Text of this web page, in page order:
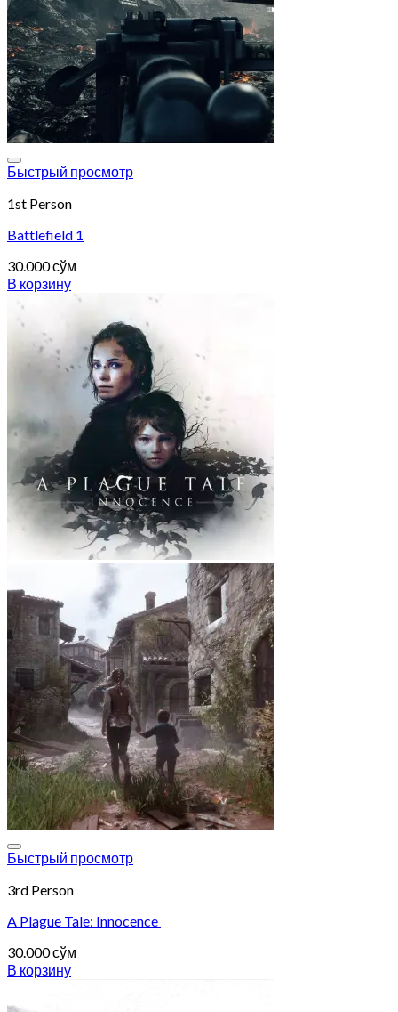
Быстрый просмотр
1st Person
Battlefield 1
30.000сўм
В корзину
Быстрый просмотр
3rd Person
A Plague Tale: Innocence
30.000сўм
В корзину